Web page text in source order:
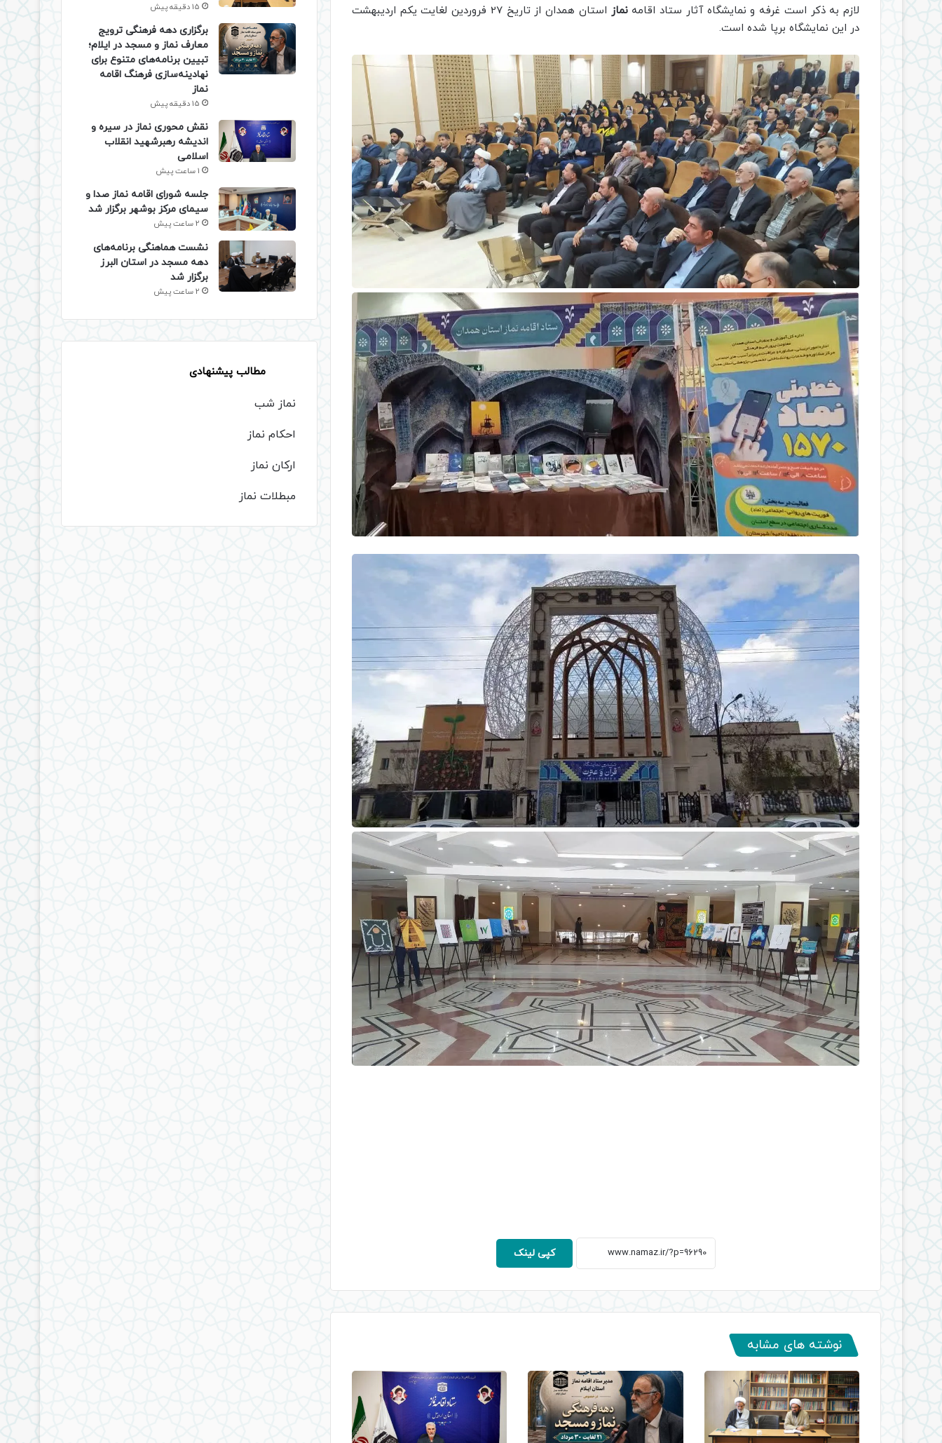
لازم به ذکر است غرفه و نمایشگاه آثار ستاد اقامهنماز
استان همدان از تاریخ 27 فروردین لغایت یکم اردیبهشت
در این نمایشگاه برپا شده است.
کپی لینک
نوشته های مشابه
15 دقیقه پیش
برگزاری دهه فرهنگی ترویج
معارف نماز و مسجد در ایلام؛
تبیین برنامه‌های متنوع برای
نهادینه‌سازی فرهنگ اقامه
نماز
15 دقیقه پیش
نقش محوری نماز در سیره و
اندیشه رهبرشهید انقلاب
اسلامی
1 ساعت پیش
جلسه شورای اقامه نماز صدا و
سیمای مرکز بوشهر برگزار شد
2 ساعت پیش
نشست هماهنگی برنامه‌های
دهه مسجد در استان البرز
برگزار شد
2 ساعت پیش
مطالب پیشنهادی
نماز شب
احکام نماز
ارکان نماز
مبطلات نماز